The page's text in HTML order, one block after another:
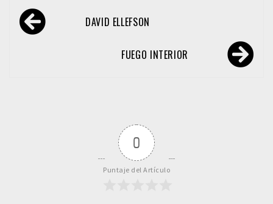
Navegación
de DAVID ELLEFSON
FUEGO INTERIOR
0
Puntaje del Artículo